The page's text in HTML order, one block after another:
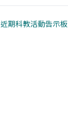
近期科教活動告示板